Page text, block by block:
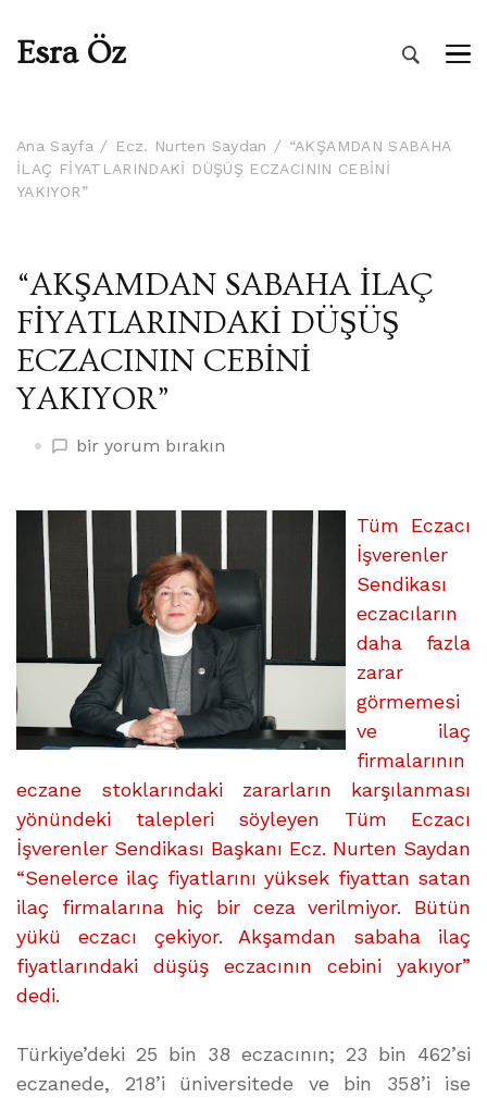
Esra Öz
Ana Sayfa Ecz. Nurten Saydan
“AKŞAMDAN SABAHA
İLAÇ FİYATLARINDAKİ DÜŞÜŞ ECZACININ CEBİNİ
YAKIYOR”
“AKŞAMDAN SABAHA İLAÇ
FİYATLARINDAKİ DÜŞÜŞ
ECZACININ CEBİNİ
YAKIYOR”
“AKŞAMDAN
FİYATLARINDAKİ
DÜŞÜŞ
ECZACININ
CEBİNİ
YAKIYOR”
üzerine
bir yorum bırakın
Tüm Eczacı
İşverenler
Sendikası
eczacıların
daha fazla
zarar
görmemesi
ve ilaç
firmalarının
eczane stoklarındaki zararların karşılanması
yönündeki talepleri söyleyen Tüm Eczacı
İşverenler Sendikası Başkanı Ecz. Nurten Saydan
“Senelerce ilaç fiyatlarını yüksek fiyattan satan
ilaç firmalarına hiç bir ceza verilmiyor. Bütün
yükü eczacı çekiyor. Akşamdan sabaha ilaç
fiyatlarındaki düşüş eczacının cebini yakıyor”
dedi.
Türkiye’deki 25 bin 38 eczacının; 23 bin 462’si
eczanede, 218’i üniversitede ve bin 358’i ise